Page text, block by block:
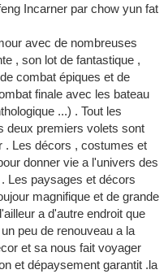
Incarner par chow yun fat
avec de nombreuses
, son lot de fantastique ,
combat épiques et de
finale avec les bateau
...) . Tout les
deux premiers volets sont
. Les décors , costumes et
donner vie a l'univers des
Les paysages et décors
magnifique et de grande
a d'autre endroit que
peu de renouveau a la
et sa nous fait voyager
et dépaysement garantit .la